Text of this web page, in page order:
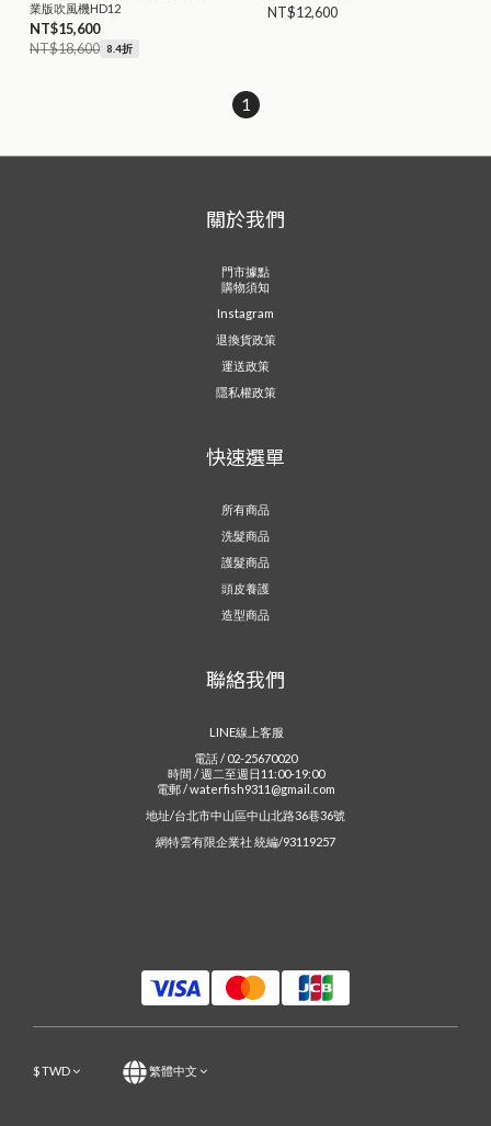
業版吹風機HD12
NT$15,600
NT$18,600 8.4折
NT$12,600
1
關於我們
門市據點
購物須知
Instagram
退換貨政策
運送政策
隱私權政策
快速選單
所有商品
洗髮商品
護髮商品
頭皮養護
造型商品
聯絡我們
LINE線上客服
電話 / 02-25670020
時間 / 週二至週日11:00-19:00
電郵 / waterfish9311@gmail.com
地址/台北市中山區中山北路36巷36號
網特雲有限企業社 統編/93119257
$TWD 繁體中文